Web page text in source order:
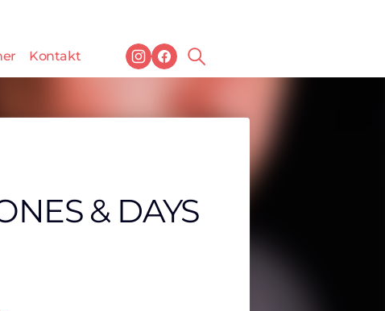
Kontakt
& DAYS